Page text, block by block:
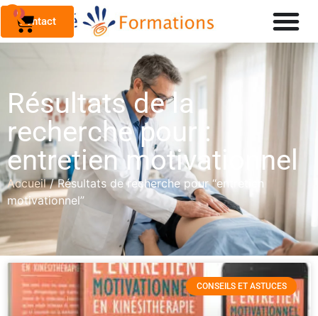
Contact
0
Résultats de la
recherche pour :
entretien motivationnel
Accueil/ Résultats de recherche pour “entretien
motivationnel”
CONSEILS ET ASTUCES